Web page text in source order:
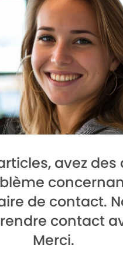
avez
de contact.
contact
Merci.